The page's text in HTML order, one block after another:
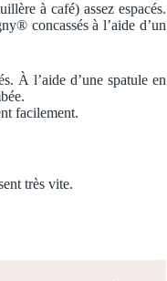
à café) assez espacés.
concassés à l’aide d’un
À l’aide d’une spatule en
facilement.
très vite.